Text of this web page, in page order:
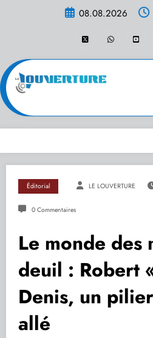
08.08.2026
Éditorial LE LOUVERTURE
0 Commentaires
Le monde des
deuil : Robert
Denis, un
allé